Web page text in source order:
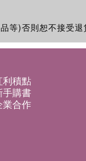
等)否則恕不接受退
利積點
手購書
業合作